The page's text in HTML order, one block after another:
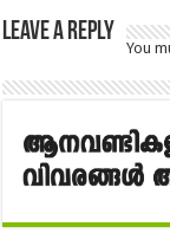
Leave a Reply
You